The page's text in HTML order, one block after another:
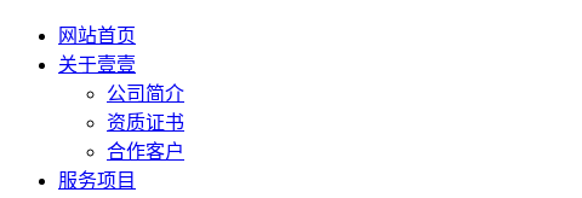
网站首页
关于壹壹
公司简介
资质证书
合作客户
服务项目